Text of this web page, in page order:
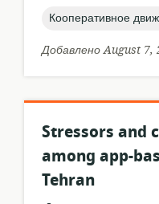
topic:
Кооперативное
Добавлено August 7,
Stressors and
among app-
Tehran